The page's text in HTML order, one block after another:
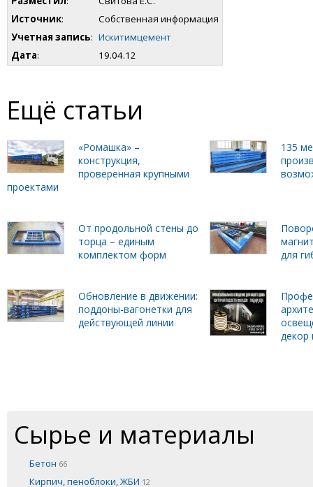
Источник:
Собственная информация
Учетная запись: Искитимцемент
Дата: 19.04.12
Ещё статьи
«Ромашка» –
конструкция,
проверенная крупными
проектами
135
От продольной стены до
торца – единым
комплектом форм
для
Обновление в движении:
поддоны-вагонетки для
действующей линии
декор
Сырье и материалы
Бетон 66
Кирпич, пеноблоки, ЖБИ 12